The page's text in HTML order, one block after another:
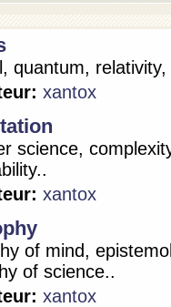
quantum,
xantox
science,
xantox
of mind,
of science..
xantox